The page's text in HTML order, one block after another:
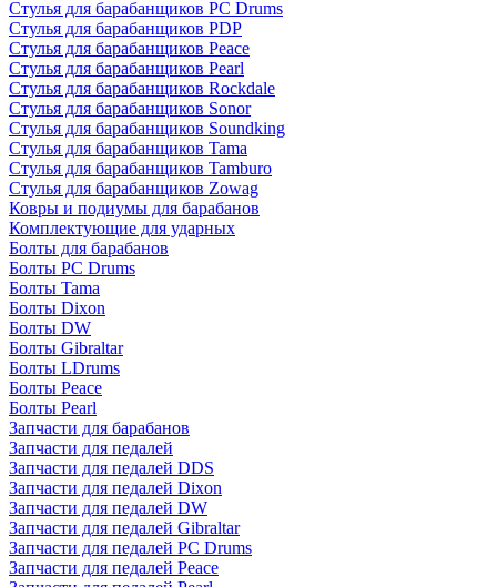
Стулья для барабанщиков PC Drums
Стулья для барабанщиков PDP
Стулья для барабанщиков Peace
Стулья для барабанщиков Pearl
Стулья для барабанщиков Rockdale
Стулья для барабанщиков Sonor
Стулья для барабанщиков Soundking
Стулья для барабанщиков Tama
Стулья для барабанщиков Tamburo
Стулья для барабанщиков Zowag
Ковры и подиумы для барабанов
Комплектующие для ударных
Болты для барабанов
Болты PC Drums
Болты Tama
Болты Dixon
Болты DW
Болты Gibraltar
Болты LDrums
Болты Peace
Болты Pearl
Запчасти для барабанов
Запчасти для педалей
Запчасти для педалей DDS
Запчасти для педалей Dixon
Запчасти для педалей DW
Запчасти для педалей Gibraltar
Запчасти для педалей PC Drums
Запчасти для педалей Peace